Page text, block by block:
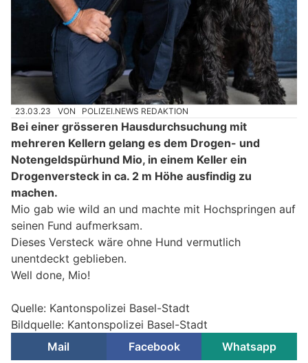
23.03.23 VON POLIZEI.NEWS REDAKTION
Bei einer grösseren Hausdurchsuchung mit
mehreren Kellern gelang es dem Drogen- und
Notengeldspürhund Mio, in einem Keller ein
Drogenversteck in ca. 2 m Höhe ausfindig zu
machen.
Mio gab wie wild an und machte mit Hochspringen auf
seinen Fund aufmerksam.
Dieses Versteck wäre ohne Hund vermutlich
unentdeckt geblieben.
Well done, Mio!
Quelle: Kantonspolizei Basel-Stadt
Bildquelle: Kantonspolizei Basel-Stadt
Mail
Facebook Whatsapp